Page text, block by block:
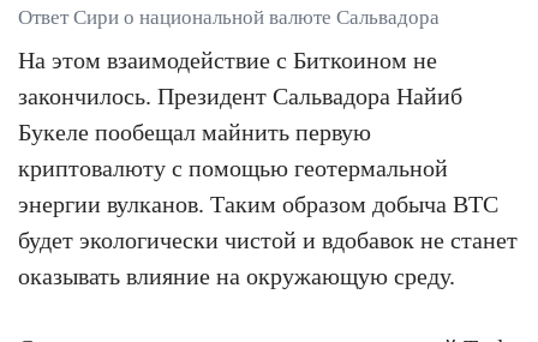
Ответ Сири о национальной валюте Сальвадора
На этом взаимодействие с Биткоином не
закончилось. Президент Сальвадора Найиб
Букеле пообещал майнить первую
криптовалюту с помощью геотермальной
энергии вулканов. Таким образом добыча BTC
будет экологически чистой и вдобавок не станет
оказывать влияние на окружающую среду.